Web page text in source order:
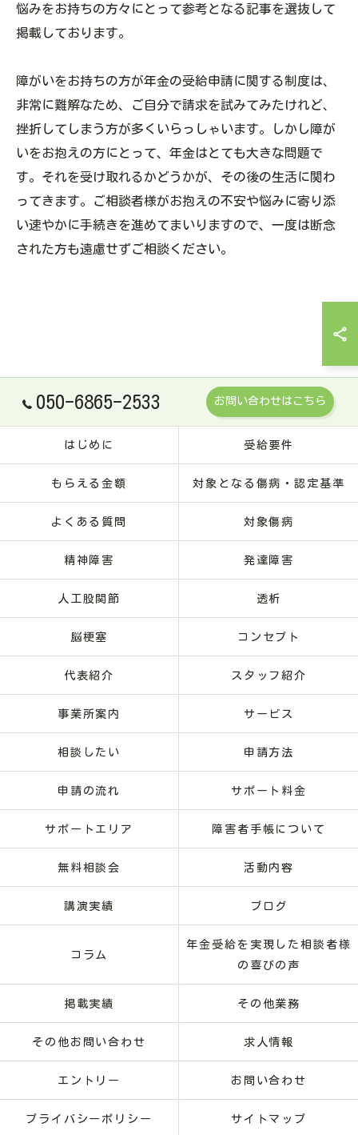
悩みをお持ちの方々にとって参考となる記事を選抜して
掲載しております。
障がいをお持ちの方が年金の受給申請に関する制度は、
非常に難解なため、ご自分で請求を試みてみたけれど、
挫折してしまう方が多くいらっしゃいます。しかし障が
いをお抱えの方にとって、年金はとても大きな問題で
す。それを受け取れるかどうかが、その後の生活に関わ
ってきます。ご相談者様がお抱えの不安や悩みに寄り添
い速やかに手続きを進めてまいりますので、一度は断念
された方も遠慮せずご相談ください。
050-6865-2533 お問い合わせはこちら
はじめに 受給要件
もらえる金額 対象となる傷病・認定基準
よくある質問 対象傷病
精神障害 発達障害
人工股関節 透析
脳梗塞 コンセプト
代表紹介 スタッフ紹介
事業所案内 サービス
相談したい 申請方法
申請の流れ サポート料金
サポートエリア 障害者手帳について
無料相談会 活動内容
講演実績 ブログ
コラム
年金受給を実現した相談者様
の喜びの声
掲載実績 その他業務
その他お問い合わせ 求人情報
エントリー お問い合わせ
プライバシーポリシー サイトマップ